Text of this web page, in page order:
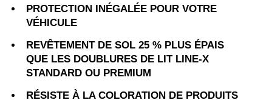
PROTECTION INÉGALÉE POUR VOTRE
VÉHICULE
REVÊTEMENT DE SOL 25 % PLUS ÉPAIS
QUE LES DOUBLURES DE LIT LINE-X
STANDARD OU PREMIUM
RÉSISTE À LA COLORATION DE PRODUITS